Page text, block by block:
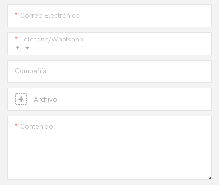
Correo Electrónico
+1
Teléfono/whatsapp
Compañía
Archivo
Contenido